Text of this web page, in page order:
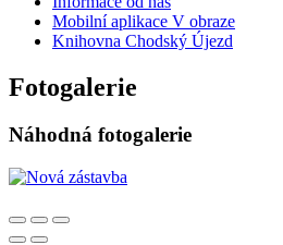
Mobilní aplikace V obraze
Knihovna Chodský Újezd
Fotogalerie
Náhodná fotogalerie